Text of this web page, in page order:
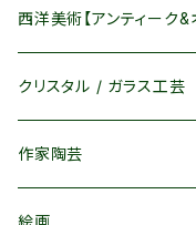
カップ / 湯呑
皿 / 鉢 /碗
茶器 / 酒器
その他
西洋美術【アンティーク&
マイセン / MEISSEN
ロイヤルコペンハーゲ
ウェッジウッド /
クリスタル / ガラス工芸
作家陶芸
絵画